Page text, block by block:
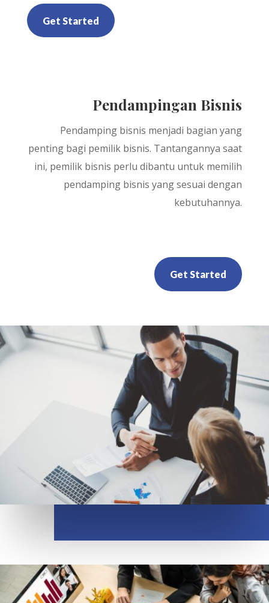
Get Started
Pendampingan Bisnis
Pendamping bisnis menjadi bagian yang
penting bagi pemilik bisnis. Tantangannya saat
ini, pemilik bisnis perlu dibantu untuk memilih
pendamping bisnis yang sesuai dengan
kebutuhannya.
Get Started